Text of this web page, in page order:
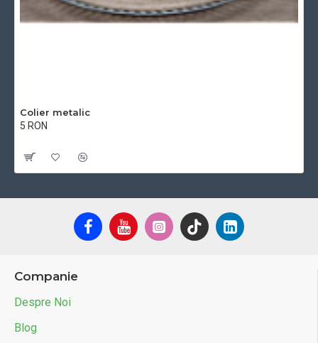
Colier metalic
5 RON
Companie
Despre Noi
Blog